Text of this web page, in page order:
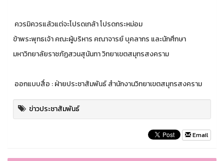
ควรมิควรแล้วแต่จะโปรดเกล้า โปรดกระหม่อม
ข้าพระพุทธเจ้า คณะผู้บริหาร คณาจารย์ บุคลากร และนักศึกษา
มหาวิทยาลัยราชภัฏสวนสุนันทา วิทยาเขตสมุทรสงคราม
ออกแบบสื่อ : ฝ่ายประชาสัมพันธ์ สำนักงานวิทยาเขตสมุทรสงคราม
ข่าวประชาสัมพันธ์
Email